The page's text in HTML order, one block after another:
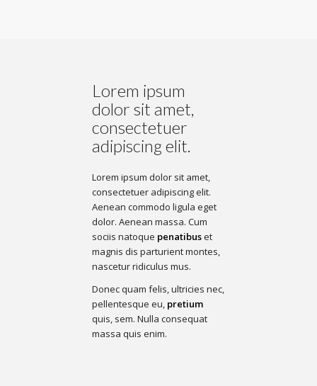
Lorem ipsum
dolor sit amet,
consectetuer
adipiscing elit.
Lorem ipsum dolor sit amet,
consectetuer adipiscing elit.
Aenean commodo ligula eget
dolor. Aenean massa. Cum
sociis natoque penatibuset
magnis dis parturient montes,
nascetur ridiculus mus.
Donec quam felis, ultricies nec,
pellentesque eu, pretium
quis, sem. Nulla consequat
massa quis enim.